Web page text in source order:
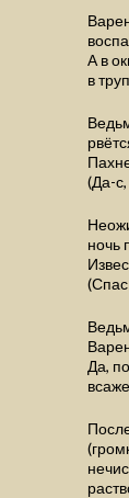
А в
в
(Да-
ночь
Да,